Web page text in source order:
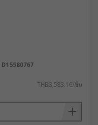
D15580767
THB3,583.16/ชิ้น